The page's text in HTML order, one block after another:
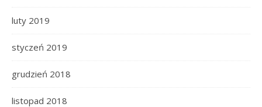
luty 2019
styczeń 2019
grudzień 2018
listopad 2018